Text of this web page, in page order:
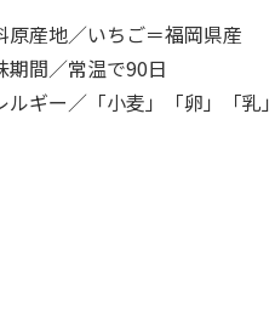
産地／いちご＝福岡県産
間／常温で90日
ギー／「小麦」「卵」「乳